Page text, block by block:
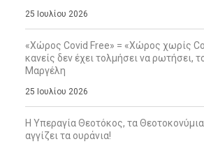
25 Ιουλίου 2026
«Χώρος Covid Free» = «Χώρος χωρίς
κανείς δεν έχει τολμήσει να ρωτήσει,
Μαργέλη
25 Ιουλίου 2026
Η Υπεραγία Θεοτόκος, τα
αγγίζει τα ουράνια!